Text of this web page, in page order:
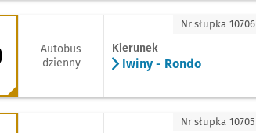
Iwiny - Rondo
Autobus
dzienny
Kierunek
Iwiny - Rondo
Nr słupka 10706
Zajezdnia Obornicka
Nr słupka 10705